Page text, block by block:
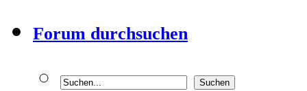
Forum durchsuchen